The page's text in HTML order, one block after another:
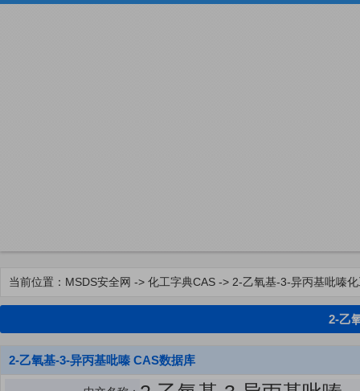
当前位置： MSDS安全网 -> 化工字典CAS -> 2-乙氧基-3-异丙基吡嗪
2-乙
2-乙氧基-3-异丙基吡嗪 CAS数据库